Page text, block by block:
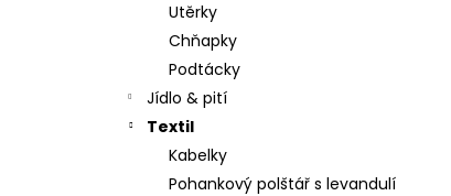
Utěrky
Chňapky
Podtácky
Jídlo & pití
Textil
Kabelky
Pohankový polštář s levandulí